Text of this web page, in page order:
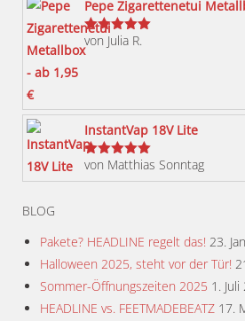
Pepe Zigarettenetui
Bewertet
mit
von Julia R.
InstantVap 18V Lite
Bewertet
mit5von 5
von Matthias Sonntag
BLOG
Pakete? HEADLINE regelt das! 23.
Halloween 2025, steht vor der Tür!
Sommer-Öffnungszeiten 2025 1.
HEADLINE vs. FEETMADEBEATZ 17.